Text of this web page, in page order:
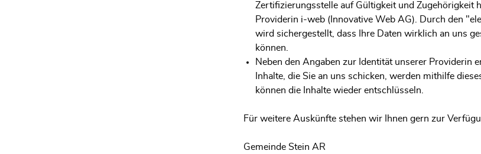
Zertifizierungsstelle auf Gültigkeit und Zugehörigkeit
Providerin i-web (Innovative Web AG). Durch den
wird sichergestellt, dass Ihre Daten wirklich an uns
können.
Neben den Angaben zur Identität unserer Providerin
Inhalte, die Sie an uns schicken, werden mithilfe
können die Inhalte wieder entschlüsseln.
Für weitere Auskünfte stehen wir Ihnen gern zur
Gemeinde Stein AR